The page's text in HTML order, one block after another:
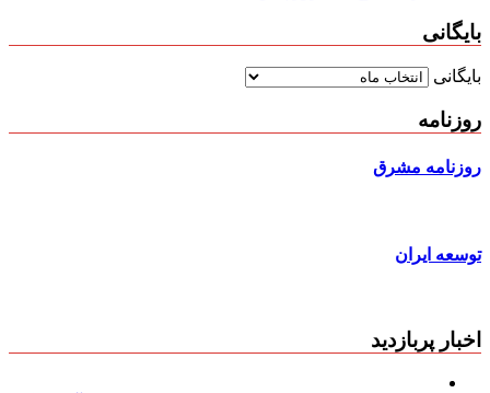
بایگانی
بایگانی
روزنامه
روزنامه مشرق
توسعه ایران
اخبار پربازدید